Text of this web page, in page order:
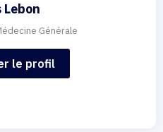
Lebon
Générale
le profil